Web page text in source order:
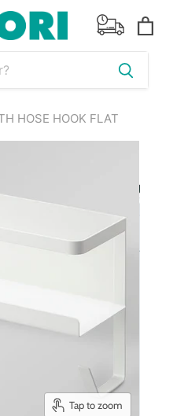
cart
HOSE HOOK FLAT
Tap to zoom